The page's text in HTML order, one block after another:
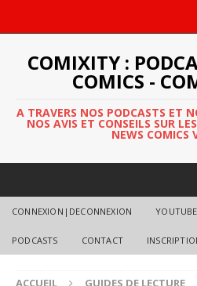
COMIXITY :
COMICS -
A TRAVERS NOS PODCASTS ET
NOS AVIS ET CONSEILS SUR
NEWS COMICS
CONNEXION|DECONNEXION YOUTUBE
PODCASTS CONTACT
ACCUEIL GUIDES DE LECTURE